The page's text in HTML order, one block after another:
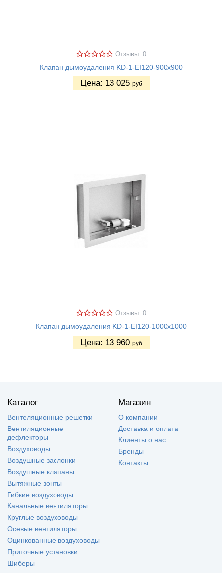
Отзывы: 0
Клапан дымоудаления KD-1-EI120-900х900
Цена: 13 025 руб
Отзывы: 0
Клапан дымоудаления KD-1-EI120-1000х1000
Цена: 13 960 руб
Каталог
Вентеляционные решетки
Вентиляционные
дефлекторы
Воздуховоды
Воздушные заслонки
Воздушные клапаны
Вытяжные зонты
Гибкие воздуховоды
Канальные вентиляторы
Круглые воздуховоды
Осевые вентиляторы
Оцинкованные воздуховоды
Приточные установки
Шиберы
Магазин
О компании
Доставка и оплата
Клиенты о нас
Бренды
Контакты